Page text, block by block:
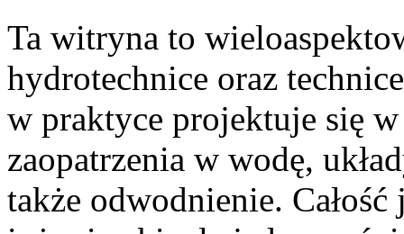
Ta witryna to
hydrotechnice oraz
w praktyce projektuje się
zaopatrzenia w wodę,
także odwodnienie. Całość